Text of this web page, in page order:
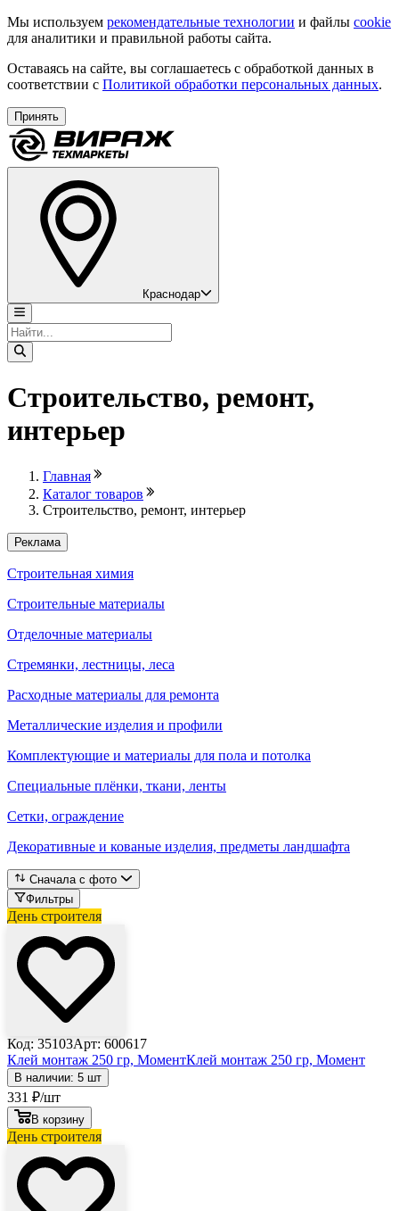
Мы используем рекомендательные технологии и файлы cookie
для аналитики и правильной работы сайта.
Оставаясь на сайте, вы соглашаетесь с обработкой данных в
соответствии с Политикой обработки персональных данных.
Принять
Краснодар
Строительство, ремонт,
интерьер
Главная
Каталог товаров
Строительство, ремонт, интерьер
Реклама
Строительная химия
Строительные материалы
Отделочные материалы
Стремянки, лестницы, леса
Расходные материалы для ремонта
Металлические изделия и профили
Комплектующие и материалы для пола и потолка
Специальные плёнки, ткани, ленты
Сетки, ограждение
Декоративные и кованые изделия, предметы ландшафта
Сначала с фото
Фильтры
День строителя
Код: 35103Арт: 600617
Клей монтаж 250 гр, МоментКлей монтаж 250 гр, Момент
В наличии: 5 шт
331 ₽/шт
В корзину
День строителя